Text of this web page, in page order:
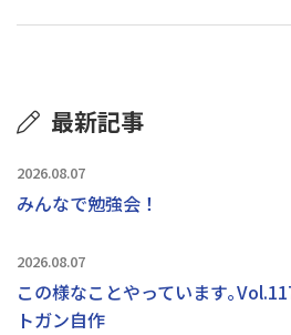
最新記事
2026.08.07
みんなで勉強会！
2026.08.07
この様なことやっています｡
トガン自作